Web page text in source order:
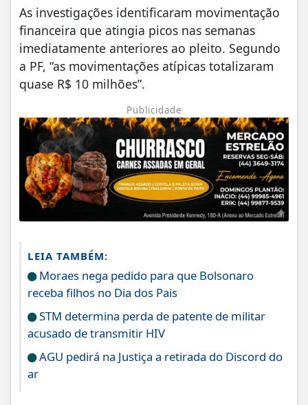
As investigações identificaram movimentação
financeira que atingia picos nas semanas
imediatamente anteriores ao pleito. Segundo
a PF, “as movimentações atípicas totalizaram
quase R$ 10 milhões”.
Publicidade
LEIA TAMBÉM:
Moraes nega pedido para que Bolsonaro
receba filhos no Dia dos Pais
STM determina perda de patente de militar
acusado de transmitir HIV
AGU pedirá na Justiça a retirada do Discord do
ar